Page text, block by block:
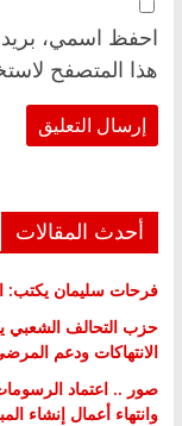
احفظ اسمي،
هذا المتصفح
أحدث المقالات
فرحات سليمان يكتب:
حزب التحالف الشعبي
الانتهاكات ودعم
صور .. اعتماد الرسومات
وانتهاء أعمال إنشاء